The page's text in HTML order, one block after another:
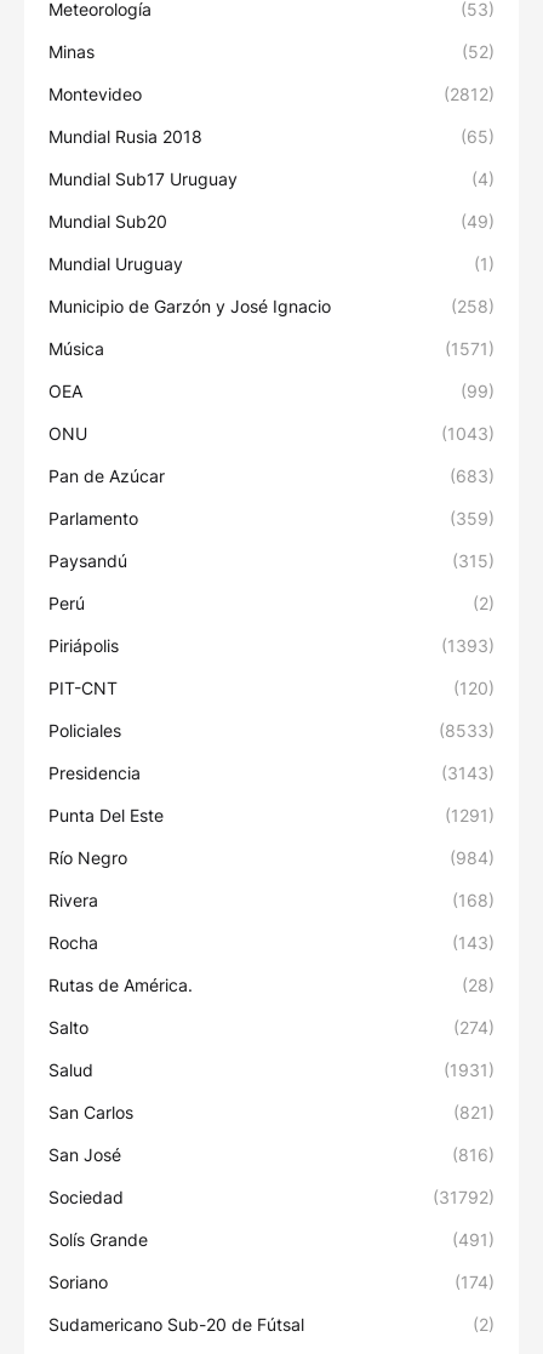
Meteorología (53)
Minas (52)
Montevideo (2812)
Mundial Rusia 2018 (65)
Mundial Sub17 Uruguay (4)
Mundial Sub20 (49)
Mundial Uruguay (1)
Municipio de Garzón y José Ignacio (258)
Música (1571)
OEA (99)
ONU (1043)
Pan de Azúcar (683)
Parlamento (359)
Paysandú (315)
Perú (2)
Piriápolis (1393)
PIT-CNT (120)
Policiales (8533)
Presidencia (3143)
Punta Del Este (1291)
Río Negro (984)
Rivera (168)
Rocha (143)
Rutas de América. (28)
Salto (274)
Salud (1931)
San Carlos (821)
San José (816)
Sociedad (31792)
Solís Grande (491)
Soriano (174)
Sudamericano Sub-20 de Fútsal (2)